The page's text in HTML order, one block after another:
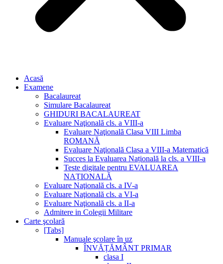
Acasă
Examene
Bacalaureat
Simulare Bacalaureat
GHIDURI BACALAUREAT
Evaluare Naţională cls. a VIII-a
Evaluare Naţională Clasa VIII Limba
ROMANĂ
Evaluare Naţională Clasa a VIII-a Matematică
Succes la Evaluarea Națională la cls. a VIII-a
Teste digitale pentru EVALUAREA
NAȚIONALĂ
Evaluare Naţională cls. a IV-a
Evaluare Naţională cls. a VI-a
Evaluare Naţională cls. a II-a
Admitere in Colegii Militare
Carte şcolară
[Tabs]
Manuale şcolare în uz
ÎNVĂȚĂMÂNT PRIMAR
clasa I